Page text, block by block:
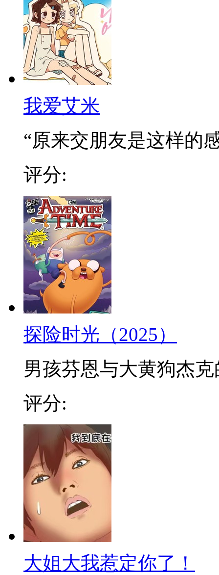
我爱艾米
“原来交朋友是这样的
评分:
探险时光（2025）
男孩芬恩与大黄狗杰克
评分:
大姐大我惹定你了！